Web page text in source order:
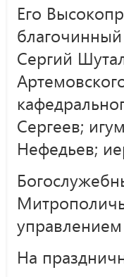
Его
Сергий
Сергеев;
Нефедьев;
управлением
На